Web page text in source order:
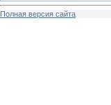
Полная версия сайта